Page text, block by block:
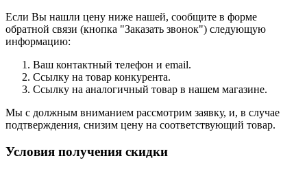
Если Вы нашли цену ниже нашей, сообщите в форме
обратной связи (кнопка "Заказать звонок") следующую
информацию:
Ваш контактный телефон и email.
Ссылку на товар конкурента.
Ссылку на аналогичный товар в нашем магазине.
Мы с должным вниманием рассмотрим заявку, и, в случае
подтверждения, снизим цену на соответствующий товар.
Условия получения скидки